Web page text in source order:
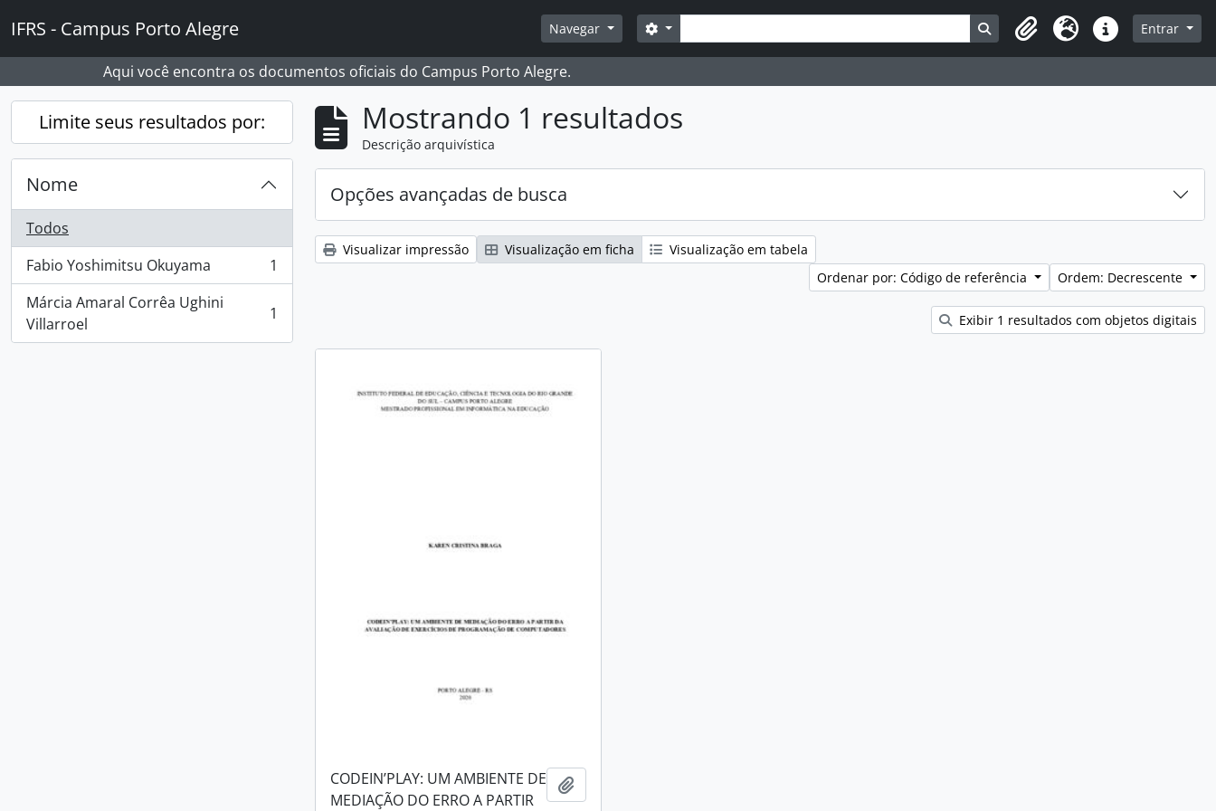
IFRS - Campus Porto Alegre Navegar Buscar
Opções de busca Busque na página de navegação
Idioma Atalhos Entrar
Aqui você encontra os documentos oficiais do Campus Porto Alegre.
Limite seus resultados por:
Nome
Todos
Fabio Yoshimitsu Okuyama
, 1 resultados
1
Márcia Amaral Corrêa Ughini
Villarroel
, 1 resultados 1
Mostrando 1 resultados
Descrição arquivística
Opções avançadas de busca
Visualizar impressão Visualização em ficha
Visualização em tabela
Ordenar por: Código de referência
Ordem: Decrescente
Exibir 1 resultados com objetos digitais
CODEIN’PLAY: UM AMBIENTE DE
MEDIAÇÃO DO ERRO A PARTIR